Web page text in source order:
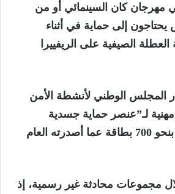
مهرجان كان السينمائي أو من
إلى حماية في أثناء
الصيفية على الريفييرا
2023، أصدر المجلس الوطني لأنشطة الأمن
بطاقة مهنية لـ”عنصر حماية جسدية
للأشخاص”، أي أكثر بنحو 700 بطاقة عما أصدرته العام
مجموعات محادثة غير رسمية، إذ